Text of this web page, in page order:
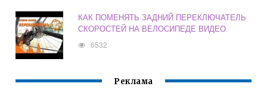
КАК ПОМЕНЯТЬ ЗАДНИЙ ПЕРЕКЛЮЧАТЕЛЬ
СКОРОСТЕЙ НА ВЕЛОСИПЕДЕ ВИДЕО
6532
Реклама